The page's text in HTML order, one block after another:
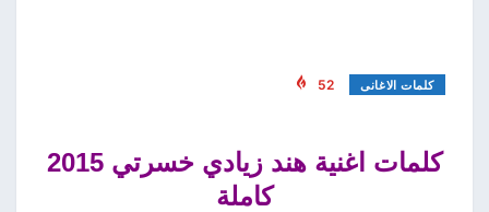
كلمات الاغانى 52
كلمات اغنية هند زيادي خسرتي 2015
كاملة